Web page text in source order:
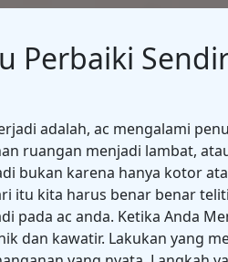
Perbaiki
adalah, ac mengalami
ruangan menjadi lambat,
bukan karena hanya kotor
itu kita harus benar benar
pada ac anda. Ketika Anda
dan kawatir. Lakukan yang